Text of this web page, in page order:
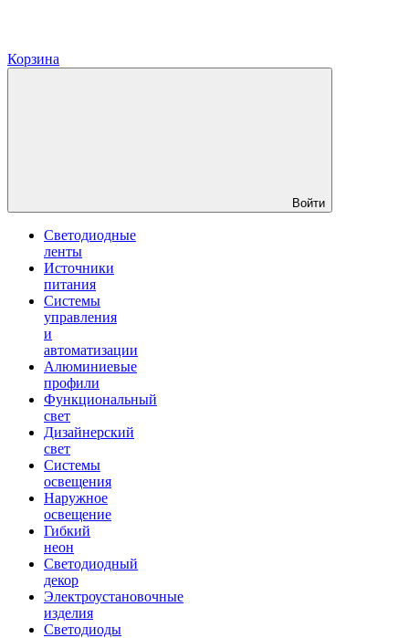
Корзина
Войти
Светодиодные
ленты
Источники
питания
Системы
управления
и
автоматизации
Алюминиевые
профили
Функциональный
свет
Дизайнерский
свет
Системы
освещения
Наружное
освещение
Гибкий
неон
Светодиодный
декор
Электроустановочные
изделия
Светодиоды